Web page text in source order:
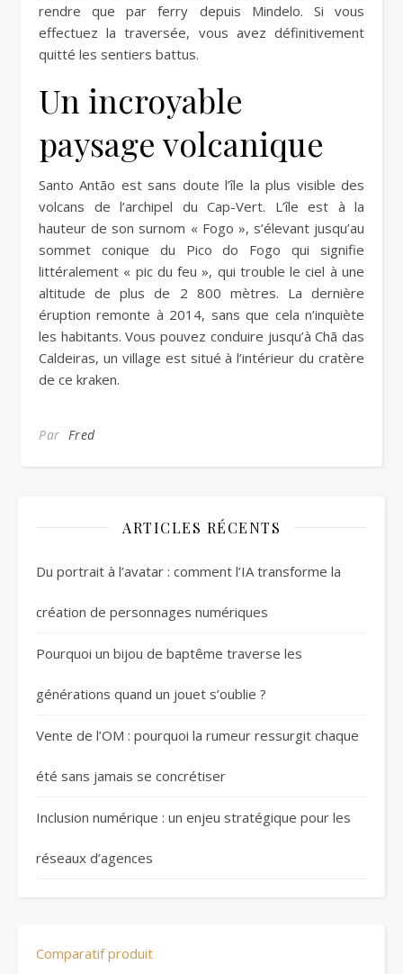
rendre que par ferry depuis Mindelo. Si vous
effectuez la traversée, vous avez définitivement
quitté les sentiers battus.
Un incroyable
paysage volcanique
Santo Antão est sans doute l’île la plus visible des
volcans de l’archipel du Cap-Vert. L’île est à la
hauteur de son surnom « Fogo », s’élevant jusqu’au
sommet conique du Pico do Fogo qui signifie
littéralement « pic du feu », qui trouble le ciel à une
altitude de plus de 2 800 mètres. La dernière
éruption remonte à 2014, sans que cela n’inquiète
les habitants. Vous pouvez conduire jusqu’à Chã das
Caldeiras, un village est situé à l’intérieur du cratère
de ce kraken.
Par Fred
ARTICLES RÉCENTS
Du portrait à l’avatar : comment l’IA transforme la
création de personnages numériques
Pourquoi un bijou de baptême traverse les
générations quand un jouet s’oublie ?
Vente de l’OM : pourquoi la rumeur ressurgit chaque
été sans jamais se concrétiser
Inclusion numérique : un enjeu stratégique pour les
réseaux d’agences
Comparatif produit